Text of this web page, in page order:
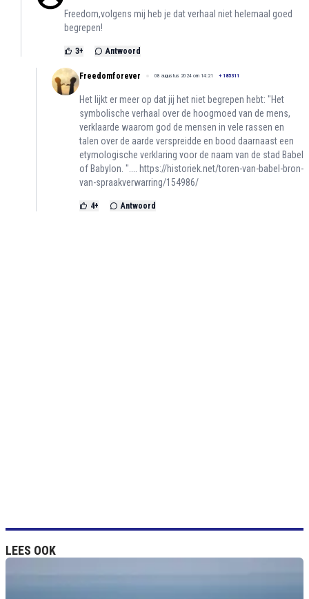
Freedom,volgens mij heb je dat verhaal niet helemaal goed
begrepen!
3+ Antwoord
Freedomforever 08 augustus 2024 om 14:21 + 185311
Het lijkt er meer op dat jij het niet begrepen hebt: "Het
symbolische verhaal over de hoogmoed van de mens,
verklaarde waarom god de mensen in vele rassen en
talen over de aarde verspreidde en bood daarnaast een
etymologische verklaring voor de naam van de stad Babel
of Babylon. ".... https://historiek.net/toren-van-babel-bron-
van-spraakverwarring/154986/
4+ Antwoord
LEES OOK